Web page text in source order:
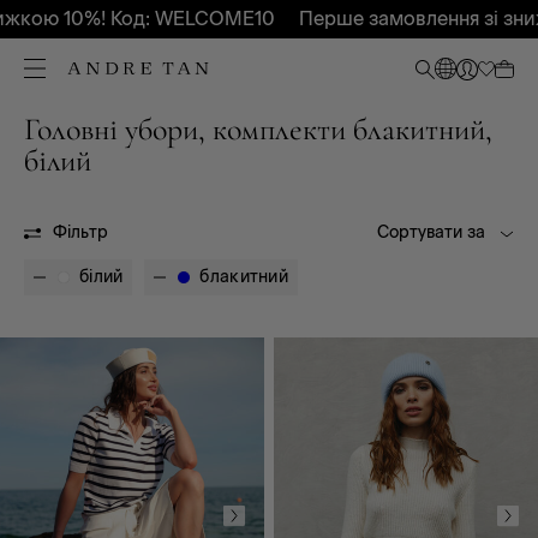
10%! Код: WELCOME10 Перше замовлення зі
Головні убори, комплекти блакитний,
білий
Фільтр
Всі
Весна - Літо 2026
OUTLET
Сортувати за
білий блакитний